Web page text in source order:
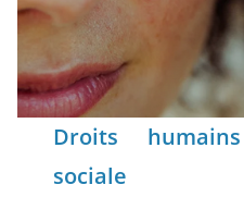
Droits
sociale